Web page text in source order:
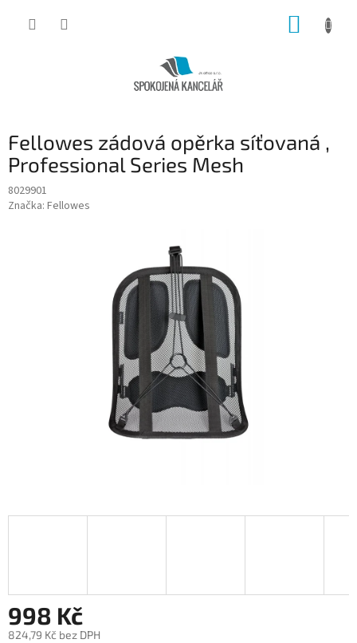
Fellowes zádová opěrka síťovaná ,
Professional Series Mesh
8029901
Značka: Fellowes
998 Kč
824,79 Kč bez DPH